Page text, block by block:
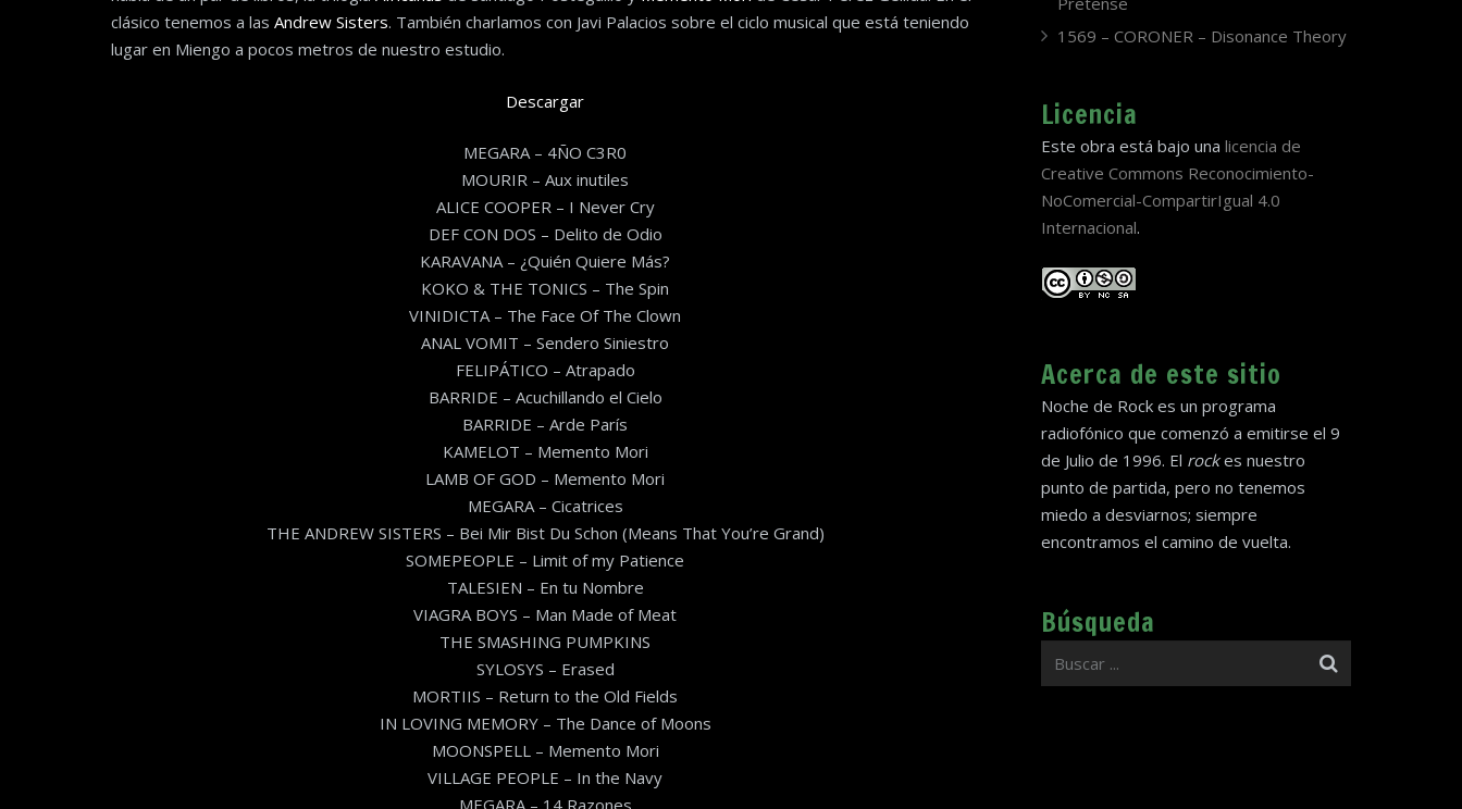
clásico tenemos a las Andrew Sisters. También charlamos con Javi Palacios sobre el ciclo musical que está teniendo
lugar en Miengo a pocos metros de nuestro estudio.
Descargar
MEGARA – 4ÑO C3R0
MOURIR – Aux inutiles
ALICE COOPER – I Never Cry
DEF CON DOS – Delito de Odio
KARAVANA – ¿Quién Quiere Más?
KOKO & THE TONICS – The Spin
VINIDICTA – The Face Of The Clown
ANAL VOMIT – Sendero Siniestro
FELIPÁTICO – Atrapado
BARRIDE – Acuchillando el Cielo
BARRIDE – Arde París
KAMELOT – Memento Mori
LAMB OF GOD – Memento Mori
MEGARA – Cicatrices
THE ANDREW SISTERS – Bei Mir Bist Du Schon (Means That You’re Grand)
SOMEPEOPLE – Limit of my Patience
TALESIEN – En tu Nombre
VIAGRA BOYS – Man Made of Meat
THE SMASHING PUMPKINS
SYLOSYS – Erased
MORTIIS – Return to the Old Fields
IN LOVING MEMORY – The Dance of Moons
MOONSPELL – Memento Mori
VILLAGE PEOPLE – In the Navy
1569 – CORONER – Disonance Theory
Licencia
Este obra está bajo una licencia de
Creative Commons Reconocimiento-
NoComercial-CompartirIgual 4.0
Internacional.
Acerca de este sitio
Noche de Rock es un programa
radiofónico que comenzó a emitirse el 9
de Julio de 1996. El rockes nuestro
punto de partida, pero no tenemos
miedo a desviarnos; siempre
encontramos el camino de vuelta.
Búsqueda